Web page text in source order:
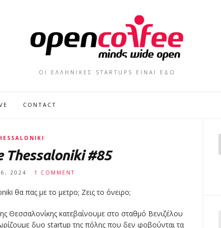
ΟΙ ΕΛΛΗΝΙΚΕΣ STARTUPS ΕΙΝΑΙ ΕΔΩ
CONTACT
Thessaloniki #85
6, 2024 1 COMMENT
θα πας με το μετρο; Ζεις το όνειρο;
Θεσσαλονίκης κατεβαίνουμε στο σταθμό Βενιζέλου
δυο startup της πόλης που δεν φοβούνται τα